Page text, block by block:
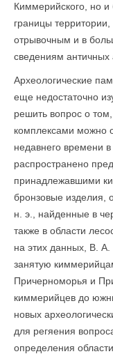
Киммерийского, но
границы
отрывочным и в
сведениям античных
Археологические
еще недостаточно
решить вопрос о
комплексами можно
недавнего времени
распространено
принадлежавшими
бронзовые изделия,
н. э., найденные в
также в области
на этих данных, В. А.
занятую
Причерноморья и
киммерийцев до
новых
для регяения
определения